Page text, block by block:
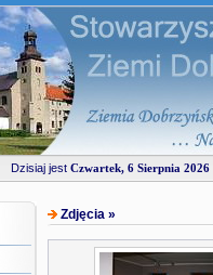
Dzisiaj jest Czwartek, 6 Sierpnia 2026
Zdjęcia »